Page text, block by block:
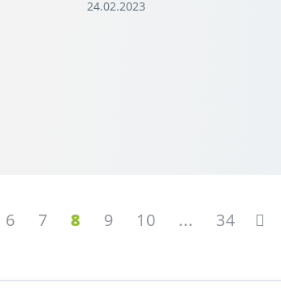
24.02.2023
6 7 8 9 10 ... 34